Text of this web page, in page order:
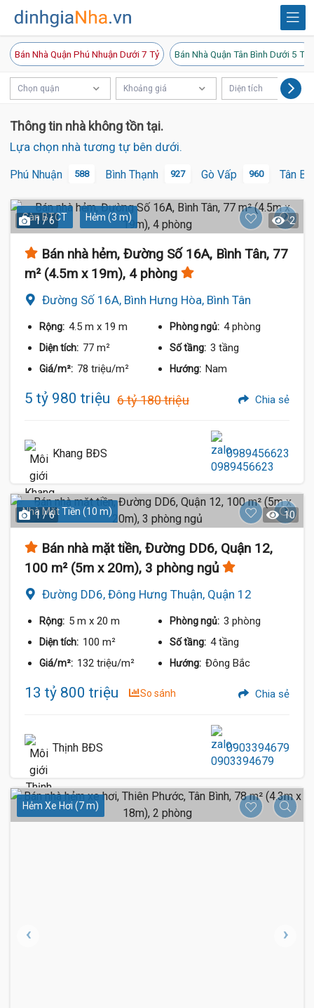
Bán Nhà Quận Phú Nhuận Dưới 7 Tỷ Bán Nhà Quận Tân Bình Dưới 5 Tỷ
Chọn quận Khoảng giá Diện tích
Thông tin nhà không tồn tại.
Lựa chọn nhà tương tự bên dưới.
Phú Nhuận 588 Bình Thạnh 927 Gò Vấp 960 Tân
Sàn BTCT Hẻm (3 m)
1 / 6 2
Bán nhà hẻm, Đường Số 16A, Bình Tân, 77
m² (4.5m x 19m), 4 phòng
Đường Số 16A, Bình Hưng Hòa, Bình Tân
Rộng: 4.5 m x 19 m Phòng ngủ: 4 phòng
Diện tích: 77 m² Số tầng: 3 tầng
Giá/m²: 78 triệu/m² Hướng: Nam
5 tỷ 980 triệu 6 tỷ 180 triệu Chia sẻ
Khang BĐS 0989456623
Nhà Mặt Tiền (10 m)
1 / 6 10
Bán nhà mặt tiền, Đường DD6, Quận 12,
100 m² (5m x 20m), 3 phòng ngủ
Đường DD6, Đông Hưng Thuận, Quận 12
Rộng: 5 m x 20 m Phòng ngủ: 3 phòng
Diện tích: 100 m² Số tầng: 4 tầng
Giá/m²: 132 triệu/m² Hướng: Đông Bắc
13 tỷ 800 triệu So sánh Chia sẻ
Thịnh BĐS 0903394679
Hẻm Xe Hơi (7 m)